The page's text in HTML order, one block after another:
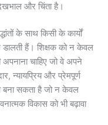
और चिंता है।
के साथ किसी के कार्यों
हैं। शिक्षक को न केवल
अपनाना चाहिए जो वे अपने
न्यायप्रिय और प्रेमपूर्ण
बना सकता है जो न केवल
विकास को भी बढ़ावा